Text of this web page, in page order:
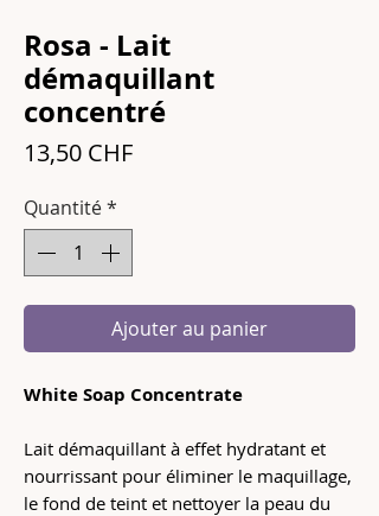
Rosa - Lait
démaquillant
concentré
13,50 CHFPrix
Quantité*
Ajouter au panier
White Soap Concentrate
Lait démaquillant à effet hydratant et
nourrissant pour éliminer le maquillage,
le fond de teint et nettoyer la peau du